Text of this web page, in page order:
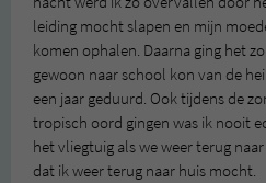
leiding mocht slapen en mijn
komen ophalen. Daarna ging het
gewoon naar school kon van de
een jaar geduurd. Ook tijdens de
tropisch oord gingen was ik nooit
het vliegtuig als we weer terug
dat ik weer terug naar huis mocht.